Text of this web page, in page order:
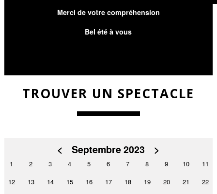
Merci de votre compréhension
Bel été à vous
TROUVER UN SPECTACLE
< Septembre 2023 >
1 2 3 4 5 6 7 8 9 10
11
12
13 14 15 16 17 18 19 20 21
22